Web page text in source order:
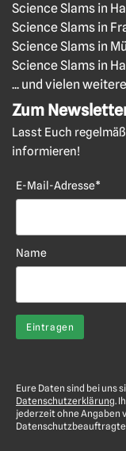
Science Slams in
Science Slams in
Science Slams in
Science Slams in
... und vielen
Zum
Lasst Euch
informieren!
E-Mail-Adresse*
Name
Eure Daten sind bei uns
Datenschutzerklärung.
jederzeit ohne Angaben